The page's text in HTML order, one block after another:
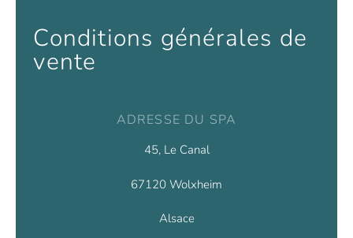
Conditions générales de
vente
ADRESSE DU SPA
45, Le Canal
67120 Wolxheim
Alsace